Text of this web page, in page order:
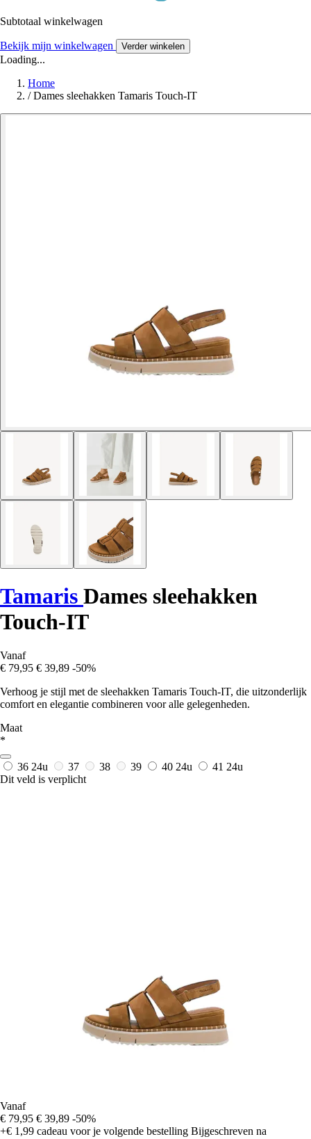
Subtotaal winkelwagen
Bekijk mijn winkelwagen Verder winkelen
Loading...
Home
/ Dames sleehakken Tamaris Touch-IT
Tamaris Dames sleehakken
Touch-IT
Vanaf
€ 79,95 € 39,89 -50%
Verhoog je stijl met de sleehakken Tamaris Touch-IT, die uitzonderlijk
comfort en elegantie combineren voor alle gelegenheden.
Maat
*
36 24u 37 38 39 40 24u 41 24u
Dit veld is verplicht
Vanaf
€ 79,95 € 39,89 -50%
+€ 1,99 cadeau voor je volgende bestelling Bijgeschreven na